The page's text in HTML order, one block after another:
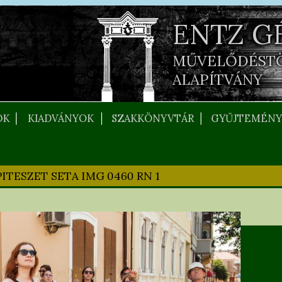
ENTZ
ALAPÍTVÁNY
KIADVÁNYOK SZAKKÖNYVTÁR
SETA IMG 0460 RN 1